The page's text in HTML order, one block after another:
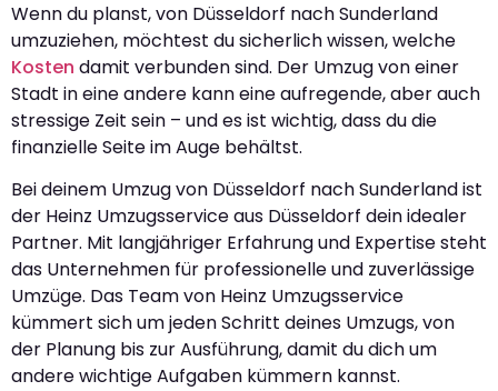
Wenn du planst, von Düsseldorf nach Sunderland
umzuziehen, möchtest du sicherlich wissen, welche
Kosten damit verbunden sind. Der Umzug von einer
Stadt in eine andere kann eine aufregende, aber auch
stressige Zeit sein – und es ist wichtig, dass du die
finanzielle Seite im Auge behältst.
Bei deinem Umzug von Düsseldorf nach Sunderland ist
der Heinz Umzugsservice aus Düsseldorf dein idealer
Partner. Mit langjähriger Erfahrung und Expertise steht
das Unternehmen für professionelle und zuverlässige
Umzüge. Das Team von Heinz Umzugsservice
kümmert sich um jeden Schritt deines Umzugs, von
der Planung bis zur Ausführung, damit du dich um
andere wichtige Aufgaben kümmern kannst.